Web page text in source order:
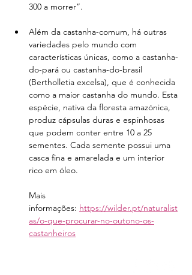
300 a morrer”.
Além da castanha-comum, há outras
variedades pelo mundo com
características únicas, como a castanha-
do-pará ou castanha-do-brasil
(Bertholletia excelsa), que é conhecida
como a maior castanha do mundo. Esta
espécie, nativa da floresta amazónica,
produz cápsulas duras e espinhosas
que podem conter entre 10 a 25
sementes. Cada semente possui uma
casca fina e amarelada e um interior
rico em óleo. ​
Mais
informações: https://wilder.pt/naturalist
as/o-que-procurar-no-outono-os-
castanheiros